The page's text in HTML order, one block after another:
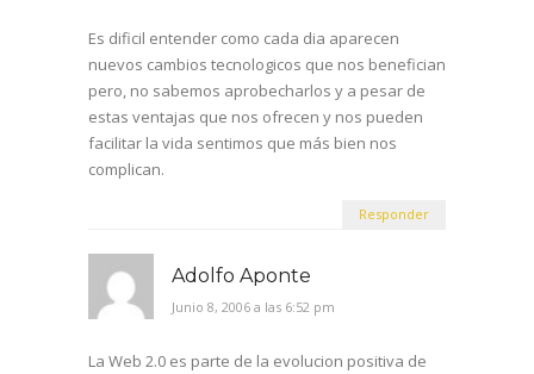
Es dificil entender como cada dia aparecen
nuevos cambios tecnologicos que nos benefician
pero, no sabemos aprobecharlos y a pesar de
estas ventajas que nos ofrecen y nos pueden
facilitar la vida sentimos que más bien nos
complican.
Responder
Adolfo Aponte
Junio 8, 2006 a las 6:52 pm
La Web 2.0 es parte de la evolucion positiva de